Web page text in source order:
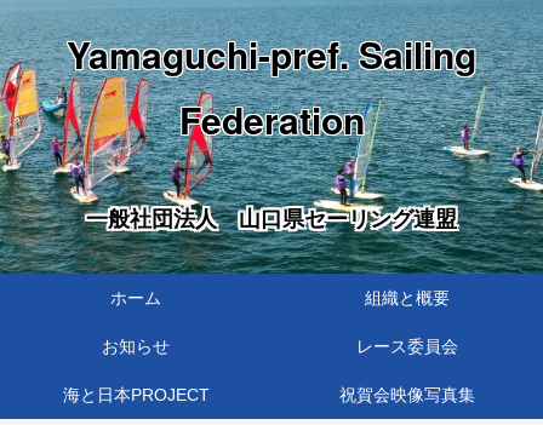
Yamaguchi-pref. Sailing
Federation
一般社団法人 山口県セーリング連盟
ホーム 組織と概要
お知らせ レース委員会
海と日本PROJECT 祝賀会映像写真集